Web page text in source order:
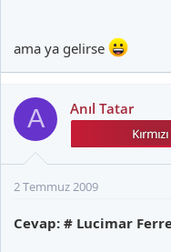
ama ya gelirse
A Anıl Tatar
2 Temmuz 2009
Cevap: # Lucimar